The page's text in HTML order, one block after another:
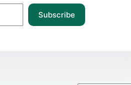
Subscribe